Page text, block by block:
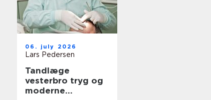
06. july 2026
Lars Pedersen
Tandlæge
vesterbro tryg og
moderne